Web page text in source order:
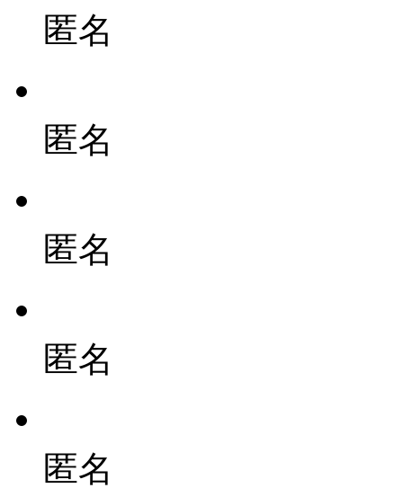
匿名
匿名
匿名
匿名
匿名